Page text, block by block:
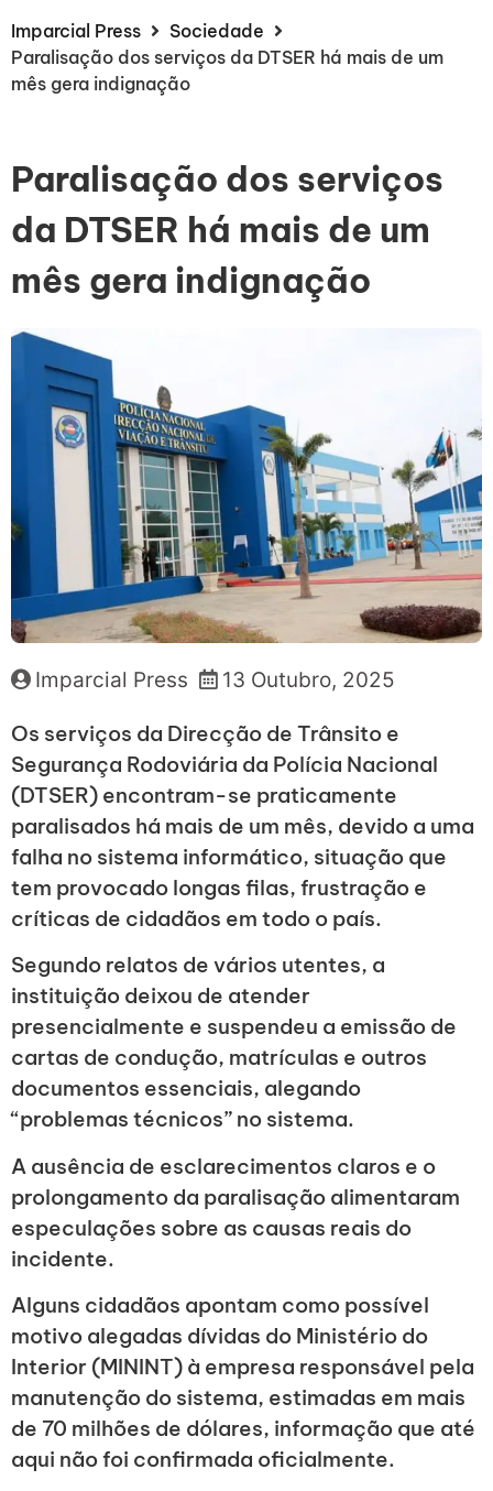
Imparcial Press
Sociedade
Paralisação dos serviços da DTSER há mais de um
mês gera indignação
Paralisação dos serviços
da DTSER há mais de um
mês gera indignação
Imparcial Press 13 Outubro, 2025
Os serviços da Direcção de Trânsito e
Segurança Rodoviária da Polícia Nacional
(DTSER) encontram-se praticamente
paralisados há mais de um mês, devido a uma
falha no sistema informático, situação que
tem provocado longas filas, frustração e
críticas de cidadãos em todo o país.
Segundo relatos de vários utentes, a
instituição deixou de atender
presencialmente e suspendeu a emissão de
cartas de condução, matrículas e outros
documentos essenciais, alegando
“problemas técnicos” no sistema.
A ausência de esclarecimentos claros e o
prolongamento da paralisação alimentaram
especulações sobre as causas reais do
incidente.
Alguns cidadãos apontam como possível
motivo alegadas dívidas do Ministério do
Interior (MININT) à empresa responsável pela
manutenção do sistema, estimadas em mais
de 70 milhões de dólares, informação que até
aqui não foi confirmada oficialmente.